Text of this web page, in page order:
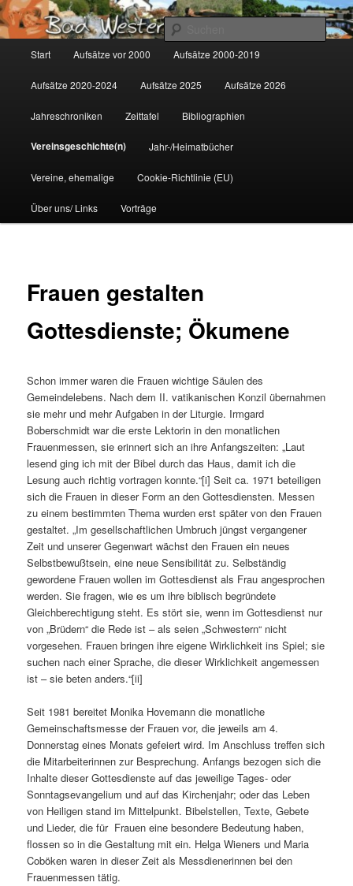
Zum
primären
Inhalt
springen
Gemeinsam für Bad Westernkotten
Start Aufsätze vor 2000 Aufsätze 2000-2019
Aufsätze 2020-2024 Aufsätze 2025 Aufsätze 2026
Jahreschroniken Zeittafel Bibliographien
Vereinsgeschichte(n) Jahr-/Heimatbücher
Vereine, ehemalige Cookie-Richtlinie (EU)
Über uns/ Links Vorträge
Frauen gestalten
Gottesdienste; Ökumene
Schon immer waren die Frauen wichtige Säulen des
Gemeindelebens. Nach dem II. vatikanischen Konzil übernahmen
sie mehr und mehr Aufgaben in der Liturgie. Irmgard
Boberschmidt war die erste Lektorin in den monatlichen
Frauenmessen, sie erinnert sich an ihre Anfangszeiten: „Laut
lesend ging ich mit der Bibel durch das Haus, damit ich die
Lesung auch richtig vortragen konnte.“[i] Seit ca. 1971 beteiligen
sich die Frauen in dieser Form an den Gottesdiensten. Messen
zu einem bestimmten Thema wurden erst später von den Frauen
gestaltet. „Im gesellschaftlichen Umbruch jüngst vergangener
Zeit und unserer Gegenwart wächst den Frauen ein neues
Selbstbewußtsein, eine neue Sensibilität zu. Selbständig
gewordene Frauen wollen im Gottesdienst als Frau angesprochen
werden. Sie fragen, wie es um ihre biblisch begründete
Gleichberechtigung steht. Es stört sie, wenn im Gottesdienst nur
von „Brüdern“ die Rede ist – als seien „Schwestern“ nicht
vorgesehen. Frauen bringen ihre eigene Wirklichkeit ins Spiel; sie
suchen nach einer Sprache, die dieser Wirklichkeit angemessen
ist – sie beten anders.“[ii]
Seit 1981 bereitet Monika Hovemann die monatliche
Gemeinschaftsmesse der Frauen vor, die jeweils am 4.
Donnerstag eines Monats gefeiert wird. Im Anschluss treffen sich
die Mitarbeiterinnen zur Besprechung. Anfangs bezogen sich die
Inhalte dieser Gottesdienste auf das jeweilige Tages- oder
Sonntagsevangelium und auf das Kirchenjahr; oder das Leben
von Heiligen stand im Mittelpunkt. Bibelstellen, Texte, Gebete
und Lieder, die für Frauen eine besondere Bedeutung haben,
flossen so in die Gestaltung mit ein. Helga Wieners und Maria
Coböken waren in dieser Zeit als Messdienerinnen bei den
Frauenmessen tätig.